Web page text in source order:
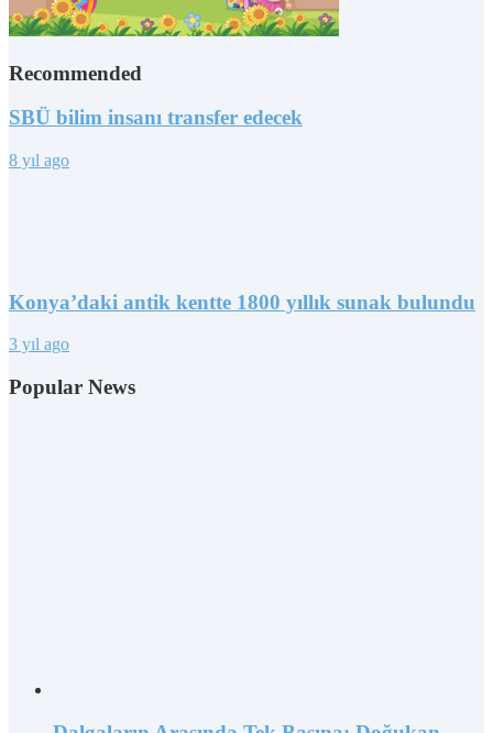
Recommended
SBÜ bilim insanı transfer edecek
8 yıl ago
Konya’daki antik kentte 1800 yıllık sunak bulundu
3 yıl ago
Popular News